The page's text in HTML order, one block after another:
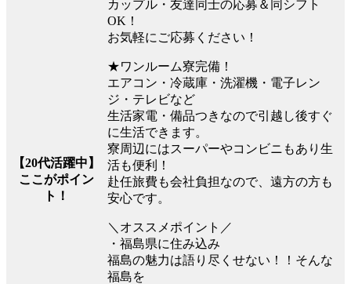
【20代活躍中】
ここがポイン
ト！
カップル・友達同士の応募＆同シフト
OK！
お気軽にご応募ください！
★ワンルーム寮完備！
エアコン・冷蔵庫・洗濯機・電子レン
ジ・テレビなど
生活家電・備品つきなので引越し後すぐ
に生活できます。
寮周辺にはスーパーやコンビニもあり生
活も便利！
赴任旅費も会社負担なので、遠方の方も
安心です。
＼オススメポイント／
・福島県に住み込み
福島の魅力は語り尽くせない！！そんな
福島を